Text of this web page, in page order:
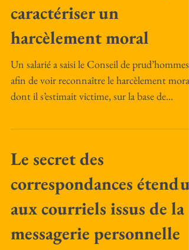
caractériser un
harcèlement moral
Un salarié a saisi le Conseil de prud’hommes
afin de voir reconnaître le harcèlement moral
dont il s’estimait victime, sur la base de...
Le secret des
correspondances étendu
aux courriels issus de la
messagerie personnelle